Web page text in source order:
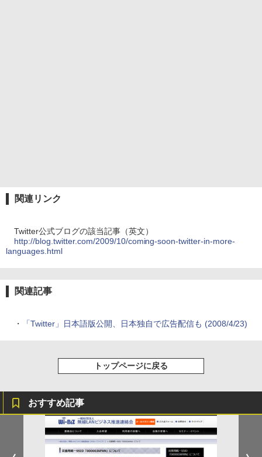
関連リンク
Twitter公式ブログの該当記事（英文）
http://blog.twitter.com/2009/10/coming-soon-twitter-in-more-
languages.html
関連記事
・ 「Twitter」日本語版公開、日本独自で広告配信も (2008/4/23)
トップページに戻る
おすすめ記事